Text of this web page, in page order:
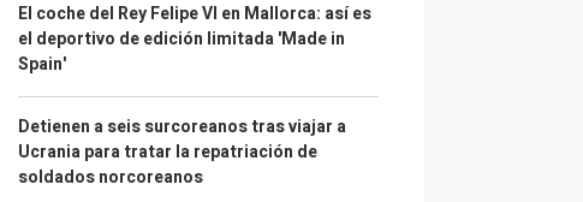
El coche del Rey Felipe VI en Mallorca: así es
el deportivo de edición limitada 'Made in
Spain'
Detienen a seis surcoreanos tras viajar a
Ucrania para tratar la repatriación de
soldados norcoreanos